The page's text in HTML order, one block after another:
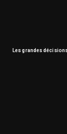
Les grandes